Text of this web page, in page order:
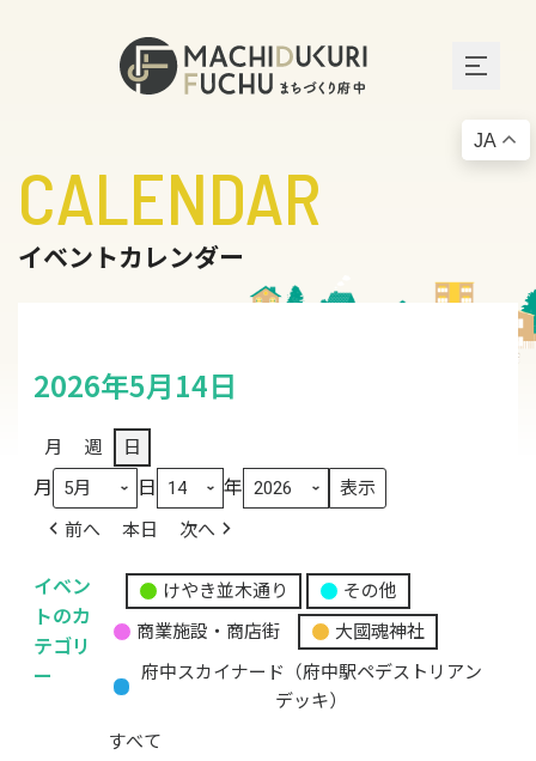
CALENDAR
イベントカレンダー
2026年5月14日
月 週 日
月 日 年
前へ 本日 次へ
イベン
トのカ
テゴリ
ー
無
題
カ
ゴ
けやき並木通り
その他
商業施設・商店街
大國魂神社
府中スカイナード（府中駅ペデストリアン
デッキ）
すべて
JA